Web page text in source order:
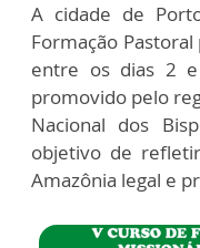
A cidade de
Formação
entre os dias 2
promovido pelo
Nacional dos
objetivo de
Amazônia legal e